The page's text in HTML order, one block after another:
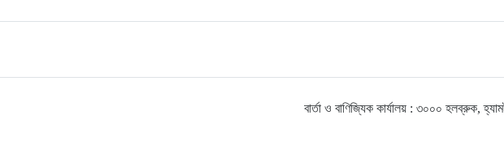
বার্তা ও বাণিজ্যিক কার্যালয় : ৩০০০ হলব্রুক,